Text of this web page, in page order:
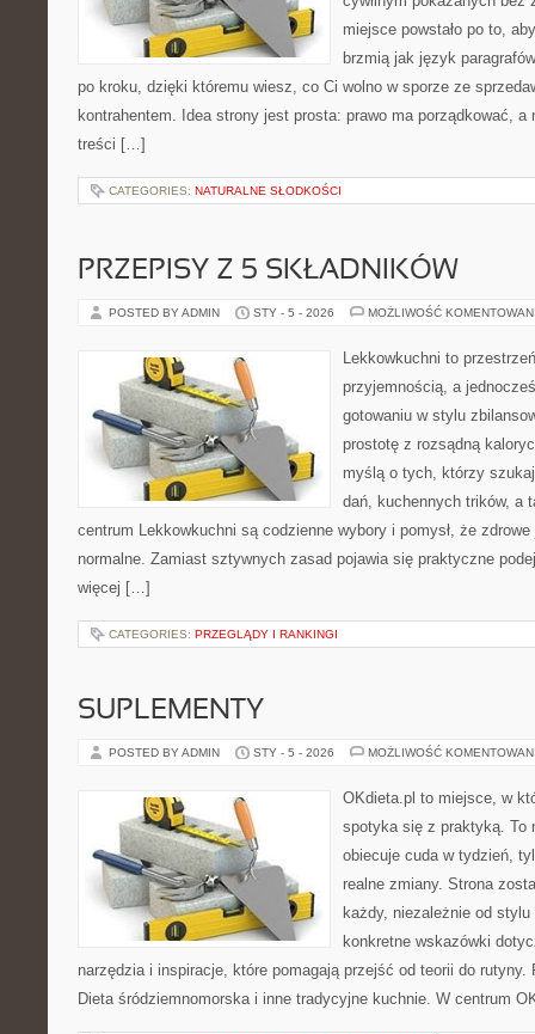
miejsce powstało po to,
brzmią jak język
po kroku, dzięki któremu wiesz, co Ci wolno w sporze ze
kontrahentem. Idea strony jest prosta: prawo ma porządkować, a
treści […]
CATEGORIES: NATURALNE SŁODKOŚCI
PRZEPISY Z 5 SKŁADNIKÓW
POSTED BY ADMIN STY - 5 - 2026 MOŻLIWOŚĆ
Lekkowkuchni to
przyjemnością, a
gotowaniu w stylu
prostotę z rozsądną
myślą o tych, którzy
dań, kuchennych trików, a
centrum Lekkowkuchni są codzienne wybory i pomysł, że
normalne. Zamiast sztywnych zasad pojawia się praktyczne
więcej […]
CATEGORIES: PRZEGLĄDY I RANKINGI
SUPLEMENTY
POSTED BY ADMIN STY - 5 - 2026 MOŻLIWOŚĆ
OKdieta.pl to miejsce, w
spotyka się z praktyką. To
obiecuje cuda w tydzień,
realne zmiany. Strona
każdy, niezależnie od
konkretne wskazówki
narzędzia i inspiracje, które pomagają przejść od teorii do rutyny.
Dieta śródziemnomorska i inne tradycyjne kuchnie. W centrum